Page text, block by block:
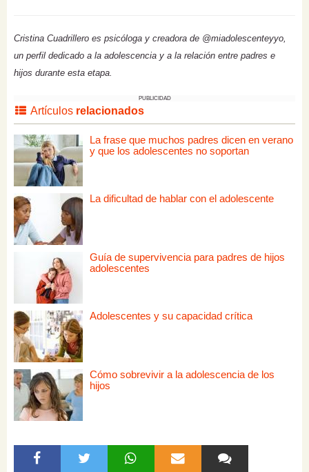
Cristina Cuadrillero es psicóloga y creadora de @miadolescenteyyo,
un perfil dedicado a la adolescencia y a la relación entre padres e
hijos durante esta etapa.
PUBLICIDAD
Artículos relacionados
La frase que muchos padres dicen en verano
y que los adolescentes no soportan
La dificultad de hablar con el adolescente
Guía de supervivencia para padres de hijos
adolescentes
Adolescentes y su capacidad crítica
Cómo sobrevivir a la adolescencia de los
hijos